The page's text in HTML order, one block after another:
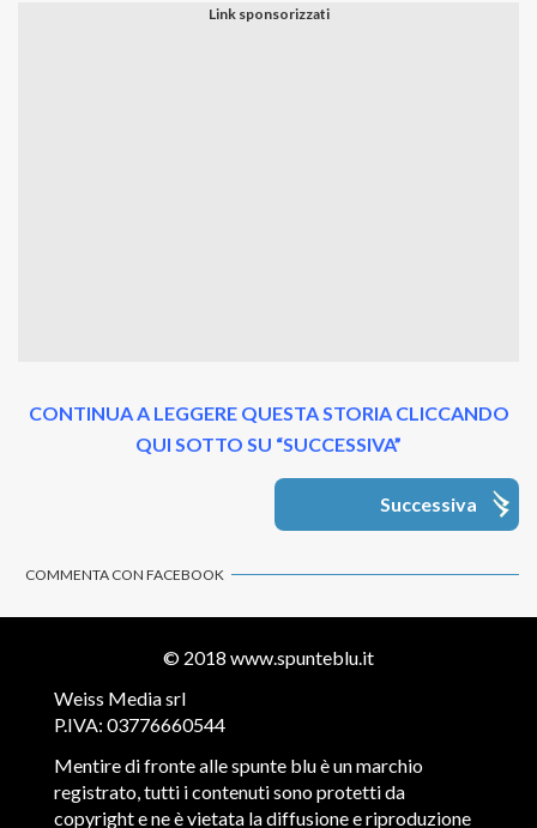
CONTINUA A LEGGERE QUESTA STORIA CLICCANDO
QUI SOTTO SU “SUCCESSIVA”
Successiva
COMMENTA CON FACEBOOK
© 2018 www.spunteblu.it
Weiss Media srl
P.IVA: 03776660544
Mentire di fronte alle spunte blu è un marchio
registrato, tutti i contenuti sono protetti da
copyright e ne è vietata la diffusione e riproduzione